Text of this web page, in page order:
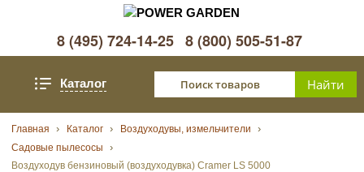
8 (495) 724-14-25 8 (800) 505-51-87
Каталог
Главная Каталог
Воздуходувы, измельчители
Садовые пылесосы
Воздуходув бензиновый (воздуходувка) Cramer LS 5000